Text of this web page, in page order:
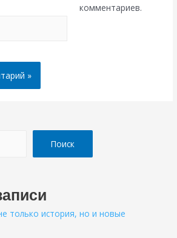
комментариев.
Поиск
только история, но и новые